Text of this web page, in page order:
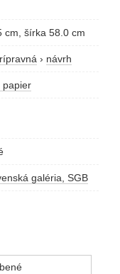
cm, šírka 58.0 cm
› návrh
papier
galéria, SGB